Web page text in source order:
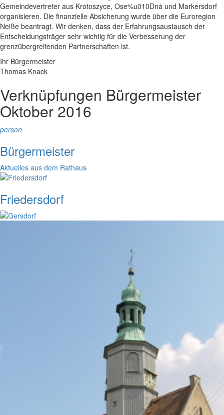
Gemeindevertreter aus Krotoszyce, Ose%u010Dná und Markersdorf
organisieren. Die finanzielle Absicherung wurde über die Euroregion
Neiße beantragt. Wir denken, dass der Erfahrungsaustausch der
Entscheidungsträger sehr wichtig für die Verbesserung der
grenzübergreifenden Partnerschaften ist.
Ihr Bürgermeister
Thomas Knack
Verknüpfungen Bürgermeister
Oktober 2016
person
Bürgermeister
Aktuelles aus dem Rathaus
Friedersdorf